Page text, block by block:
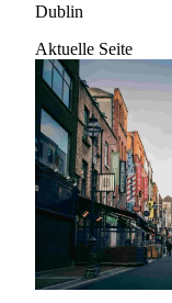
Dublin
Aktuelle Seite